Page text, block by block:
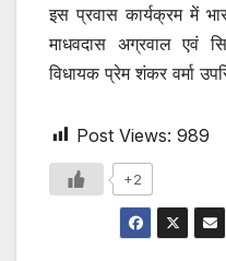
इस प्रवास कार्यक्रम में
माधवदास अग्रवाल एवं
विधायक प्रेम शंकर वर्मा
Post Views: 989
+2